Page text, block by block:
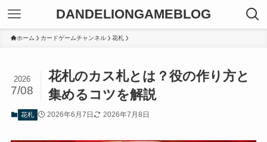
DANDELIONGAMEBLOG
ホーム カードゲームチャンネル 花札
花札のカス札とは？役の作り方と
集めるコツを解説
2026
7/08
花札 2026年6月7日 2026年7月8日